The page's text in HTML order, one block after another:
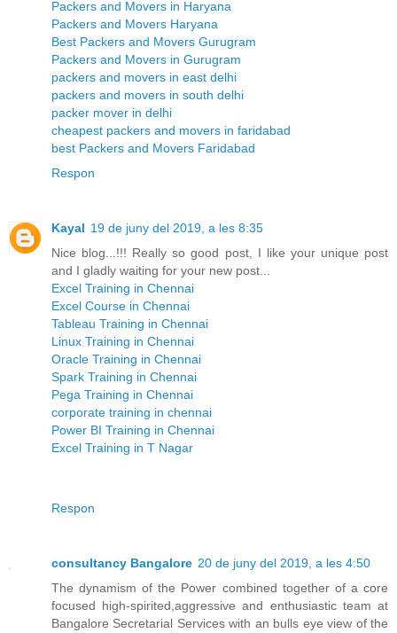
Packers and Movers in Haryana
Packers and Movers Haryana
Best Packers and Movers Gurugram
Packers and Movers in Gurugram
packers and movers in east delhi
packers and movers in south delhi
packer mover in delhi
cheapest packers and movers in faridabad
best Packers and Movers Faridabad
Respon
Kayal 19 de juny del 2019, a les 8:35
Nice blog...!!! Really so good post, I like your unique post
and I gladly waiting for your new post...
Excel Training in Chennai
Excel Course in Chennai
Tableau Training in Chennai
Linux Training in Chennai
Oracle Training in Chennai
Spark Training in Chennai
Pega Training in Chennai
corporate training in chennai
Power BI Training in Chennai
Excel Training in T Nagar
Respon
consultancy Bangalore 20 de juny del 2019, a les 4:50
The dynamism of the Power combined together of a core
focused high-spirited,aggressive and enthusiastic team at
Bangalore Secretarial Services with an bulls eye view of the